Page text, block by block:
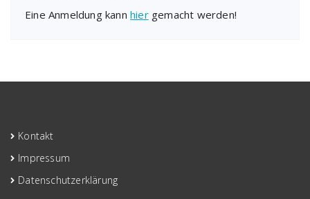
Eine Anmeldung kann hiergemacht werden!
Kontakt
Impressum
Datenschutzerklärung